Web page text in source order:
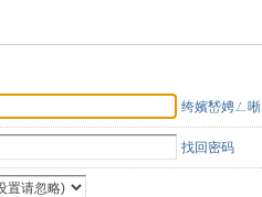
绔嬪嵆娉ㄥ唽
找回密码